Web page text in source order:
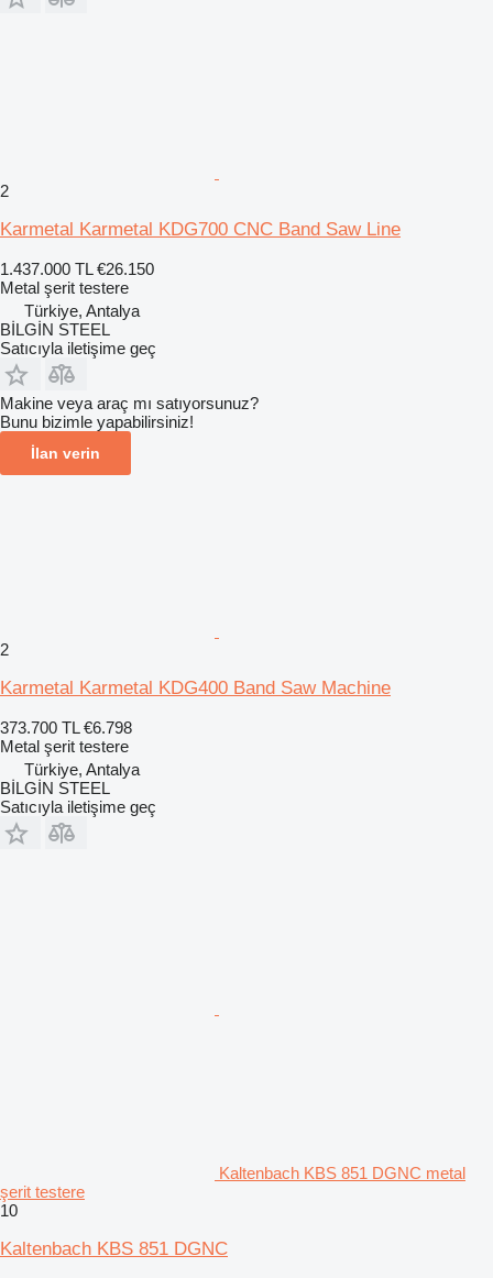
2
Karmetal Karmetal KDG700 CNC Band Saw Line
1.437.000 TL €26.150
Metal şerit testere
Türkiye, Antalya
BİLGİN STEEL
Satıcıyla iletişime geç
Makine veya araç mı satıyorsunuz?
Bunu bizimle yapabilirsiniz!
İlan verin
2
Karmetal Karmetal KDG400 Band Saw Machine
373.700 TL €6.798
Metal şerit testere
Türkiye, Antalya
BİLGİN STEEL
Satıcıyla iletişime geç
Kaltenbach KBS 851 DGNC metal
şerit testere
10
Kaltenbach KBS 851 DGNC